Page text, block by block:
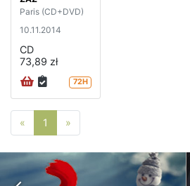
Paris (CD+DVD)
10.11.2014
CD
73,89 zł
72H
« Poprzednia strona
1 »